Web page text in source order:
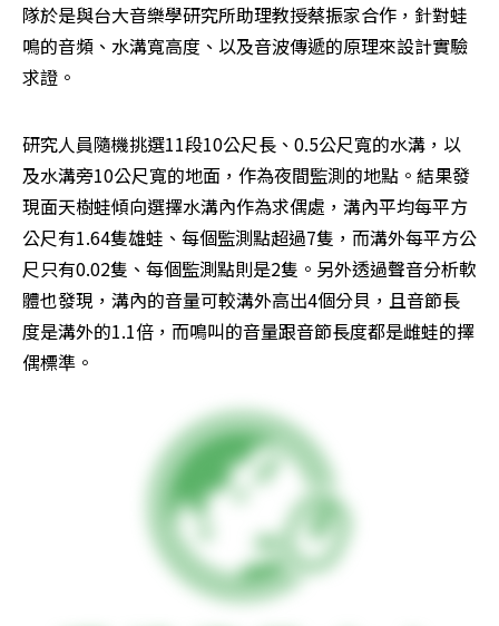
隊於是與台大音樂學研究所助理教授蔡振家合作，針對蛙
鳴的音頻、水溝寬高度、以及音波傳遞的原理來設計實驗
求證。
研究人員隨機挑選11段10公尺長、0.5公尺寬的水溝，以
及水溝旁10公尺寬的地面，作為夜間監測的地點。結果發
現面天樹蛙傾向選擇水溝內作為求偶處，溝內平均每平方
公尺有1.64隻雄蛙、每個監測點超過7隻，而溝外每平方公
尺只有0.02隻、每個監測點則是2隻。另外透過聲音分析軟
體也發現，溝內的音量可較溝外高出4個分貝，且音節長
度是溝外的1.1倍，而鳴叫的音量跟音節長度都是雌蛙的擇
偶標準。